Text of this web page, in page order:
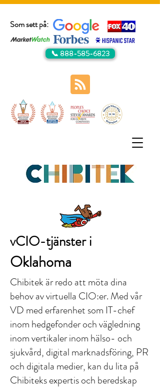
Som sett på:
📞 888-585-6823
vCIO-tjänster i
Oklahoma
Chibitek är redo att möta dina
behov av virtuella CIO:er. Med vår
VD med erfarenhet som IT-chef
inom hedgefonder och vägledning
inom vertikaler inom hälso- och
sjukvård, digital marknadsföring, PR
och digitala medier, kan du lita på
Chibiteks expertis och beredskap